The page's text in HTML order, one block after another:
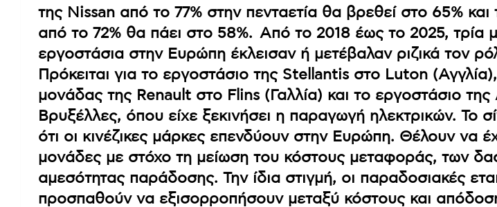
της Nissan από το 77% στην πενταετία θα βρεθεί στο 65%
από το 72% θα πάει στο 58%. Από το 2018 έως το 2025, τρία
εργοστάσια στην Ευρώπη έκλεισαν ή μετέβαλαν ριζικά τον
Πρόκειται για το εργοστάσιο της Stellantis στο Luton
μονάδας της Renault στο Flins (Γαλλία) και το εργοστάσιο της
Βρυξέλλες, όπου είχε ξεκινήσει η παραγωγή ηλεκτρικών. Το
ότι οι κινέζικες μάρκες επενδύουν στην Ευρώπη. Θέλουν να
μονάδες με στόχο τη μείωση του κόστους μεταφοράς, των
αμεσότητας παράδοσης. Την ίδια στιγμή, οι παραδοσιακές
προσπαθούν να εξισορροπήσουν μεταξύ κόστους και